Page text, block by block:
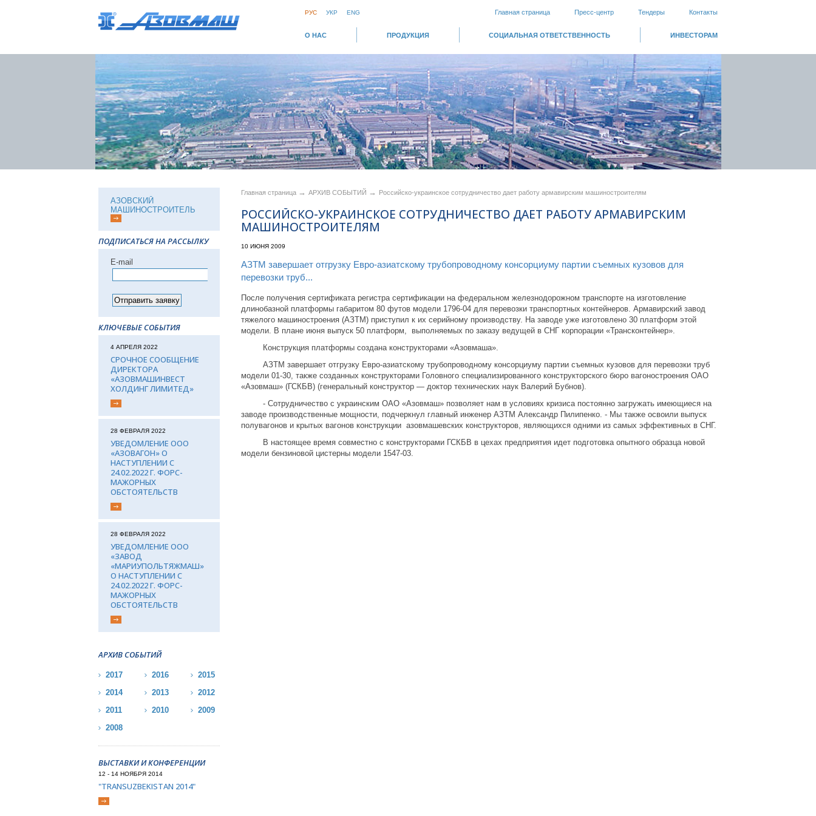
РУС УКР ENG Главная страница Пресс-центр Тендеры Контакты
О НАС ПРОДУКЦИЯ СОЦИАЛЬНАЯ ОТВЕТСТВЕННОСТЬ ИНВЕСТОРАМ
АЗОВСКИЙ
МАШИНОСТРОИТЕЛЬ
ПОДПИСАТЬСЯ НА РАССЫЛКУ
Е-mail
КЛЮЧЕВЫЕ СОБЫТИЯ
4 АПРЕЛЯ 2022
СРОЧНОЕ СООБЩЕНИЕ
ДИРЕКТОРА
«АЗОВМАШИНВЕСТ
ХОЛДИНГ ЛИМИТЕД»
28 ФЕВРАЛЯ 2022
УВЕДОМЛЕНИЕ ООО
«АЗОВАГОН» О
НАСТУПЛЕНИИ С
24.02.2022 Г. ФОРС-
МАЖОРНЫХ
ОБСТОЯТЕЛЬСТВ
28 ФЕВРАЛЯ 2022
УВЕДОМЛЕНИЕ ООО
«ЗАВОД
«МАРИУПОЛЬТЯЖМАШ»
О НАСТУПЛЕНИИ С
24.02.2022 Г. ФОРС-
МАЖОРНЫХ
ОБСТОЯТЕЛЬСТВ
АРХИВ СОБЫТИЙ
2017 2016
2015
2014
2013
2012
2011
2010
2009
2008
ВЫСТАВКИ И КОНФЕРЕНЦИИ
12 - 14 НОЯБРЯ 2014
"TRANSUZBEKISTAN 2014"
Главная страница → АРХИВ СОБЫТИЙ → Российско-украинское сотрудничество дает работу армавирским машиностроителям
РОССИЙСКО-УКРАИНСКОЕ СОТРУДНИЧЕСТВО ДАЕТ РАБОТУ АРМАВИРСКИМ
МАШИНОСТРОИТЕЛЯМ
10 ИЮНЯ 2009
АЗТМ завершает отгрузку Евро-азиатскому трубопроводному консорциуму партии съемных кузовов для
перевозки труб...
После получения сертификата регистра сертификации на федеральном железнодорожном транспорте на изготовление
длинобазной платформы габаритом 80 футов модели 1796-04 для перевозки транспортных контейнеров. Армавирский завод
тяжелого машиностроения (АЗТМ) приступил к их серийному производству. На заводе уже изготовлено 30 платформ этой
модели. В плане июня выпуск 50 платформ, выполняемых по заказу ведущей в СНГ корпорации «Трансконтейнер».
Конструкция платформы создана конструкторами «Азовмаша».
АЗТМ завершает отгрузку Евро-азиатскому трубопроводному консорциуму партии съемных кузовов для перевозки труб
модели 01-30, также созданных конструкторами Головного специализированного конструкторского бюро вагоностроения ОАО
«Азовмаш» (ГСКБВ) (генеральный конструктор — доктор технических наук Валерий Бубнов).
- Сотрудничество с украинским ОАО «Азовмаш» позволяет нам в условиях кризиса постоянно загружать имеющиеся на
заводе производственные мощности, подчеркнул главный инженер АЗТМ Александр Пилипенко. - Мы также освоили выпуск
полувагонов и крытых вагонов конструкции азовмашевских конструкторов, являющихся одними из самых эффективных в СНГ.
В настоящее время совместно с конструкторами ГСКБВ в цехах предприятия идет подготовка опытного образца новой
модели бензиновой цистерны модели 1547-03.